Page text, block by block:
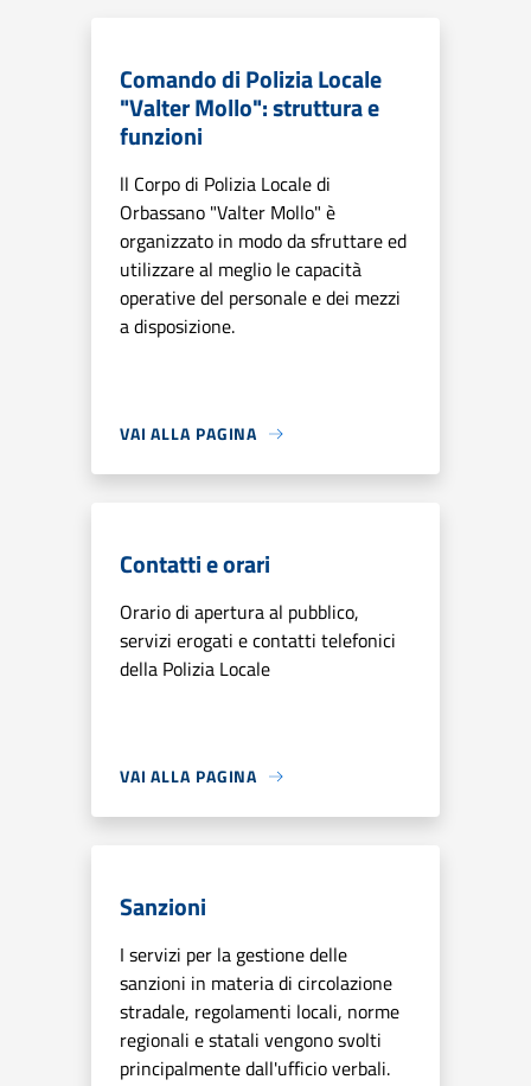
Comando di Polizia Locale
"Valter Mollo": struttura e
funzioni
ll Corpo di Polizia Locale di
Orbassano "Valter Mollo" è
organizzato in modo da sfruttare ed
utilizzare al meglio le capacità
operative del personale e dei mezzi
a disposizione.
VAI ALLA PAGINA
Contatti e orari
Orario di apertura al pubblico,
servizi erogati e contatti telefonici
della Polizia Locale
VAI ALLA PAGINA
Sanzioni
I servizi per la gestione delle
sanzioni in materia di circolazione
stradale, regolamenti locali, norme
regionali e statali vengono svolti
principalmente dall'ufficio verbali.